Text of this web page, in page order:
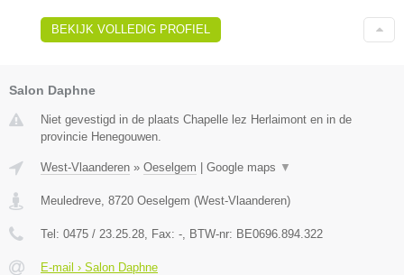
BEKIJK VOLLEDIG PROFIEL
Salon Daphne
Niet gevestigd in de plaats Chapelle lez Herlaimont en in de
provincie Henegouwen.
West-Vlaanderen » Oeselgem | Google maps ▼
Meuledreve 8720 Oeselgem (West-Vlaanderen)
Tel: 0475 / 23.25.28 , Fax: - , BTW-nr: BE0696.894.322
E-mail › Salon Daphne